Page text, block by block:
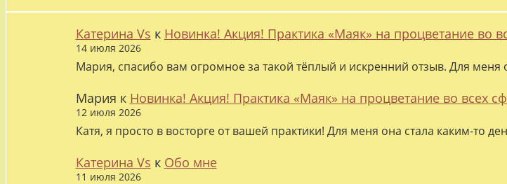
Катерина Vs к Новинка! Акция! Практика «Маяк» на процветание во
14 июля 2026
Мария, спасибо вам огромное за такой тёплый и искренний отзыв. Для меня
Мария к Новинка! Акция! Практика «Маяк» на процветание во всех
12 июля 2026
Катя, я просто в восторге от вашей практики! Для меня она стала каким-то
Катерина Vs к Обо мне
11 июля 2026